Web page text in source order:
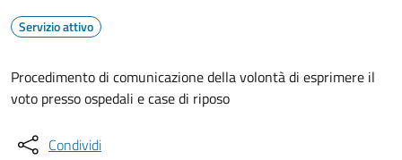
Servizio attivo
Procedimento di comunicazione della volontà di esprimere il
voto presso ospedali e case di riposo
Condividi